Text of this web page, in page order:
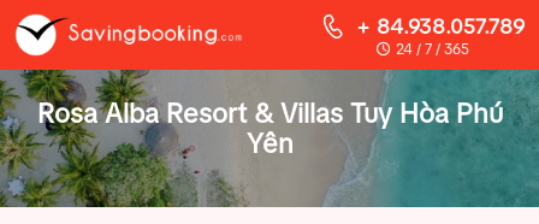
+ 84.938.057.789
24 / 7 / 365
Rosa Alba Resort & Villas Tuy Hòa Phú
Yên